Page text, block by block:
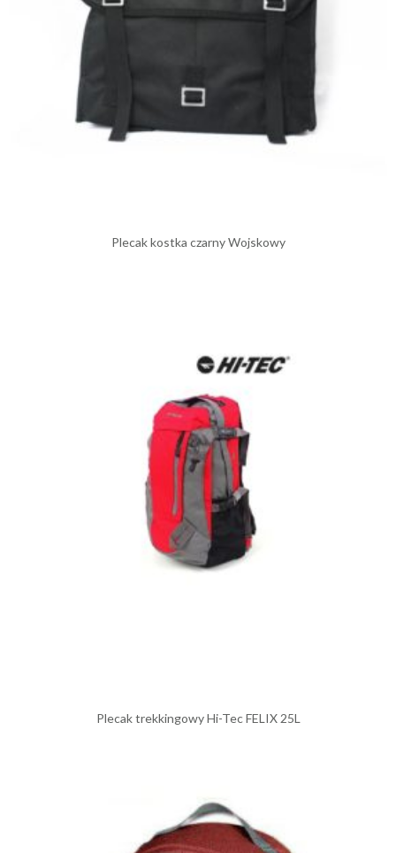
Plecak kostka czarny Wojskowy
Plecak trekkingowy Hi-Tec FELIX 25L